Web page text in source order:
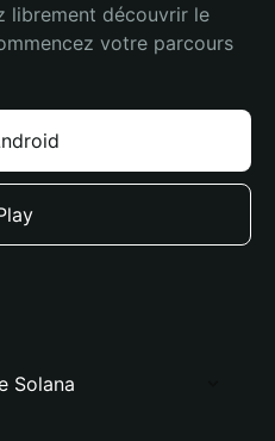
librement découvrir le
votre parcours
Solana